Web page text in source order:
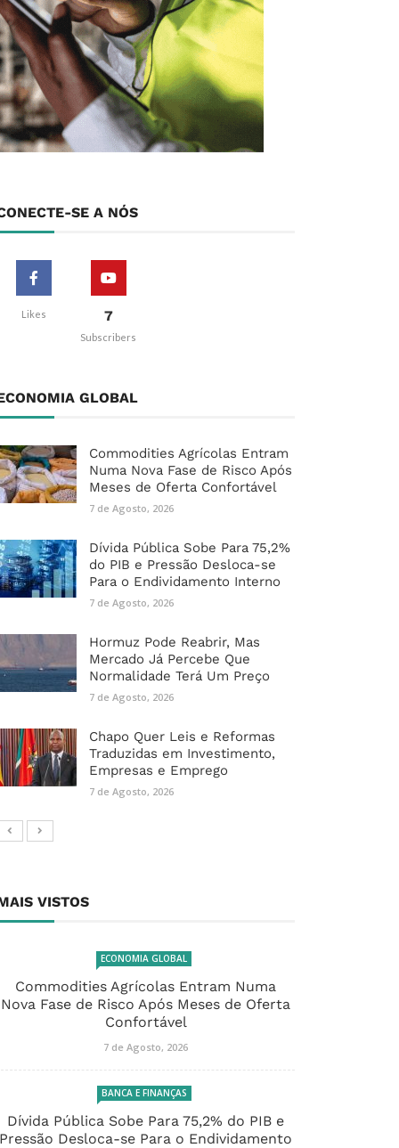
SE A NÓS
Likes 7
Subscribers
GLOBAL
Commodities Agrícolas Entram
Numa Nova Fase de Risco Após
Meses de Oferta Confortável
7 de Agosto, 2026
Dívida Pública Sobe Para 75,2%
do PIB e Pressão Desloca-se
Para o Endividamento Interno
7 de Agosto, 2026
Hormuz Pode Reabrir, Mas
Mercado Já Percebe Que
Normalidade Terá Um Preço
7 de Agosto, 2026
Chapo Quer Leis e Reformas
Traduzidas em Investimento,
Empresas e Emprego
7 de Agosto, 2026
VISTOS
ECONOMIA GLOBAL
Commodities Agrícolas Entram Numa
Nova Fase de Risco Após Meses de Oferta
Confortável
7 de Agosto, 2026
BANCA E FINANÇAS
Dívida Pública Sobe Para 75,2% do PIB e
Pressão Desloca-se Para o Endividamento